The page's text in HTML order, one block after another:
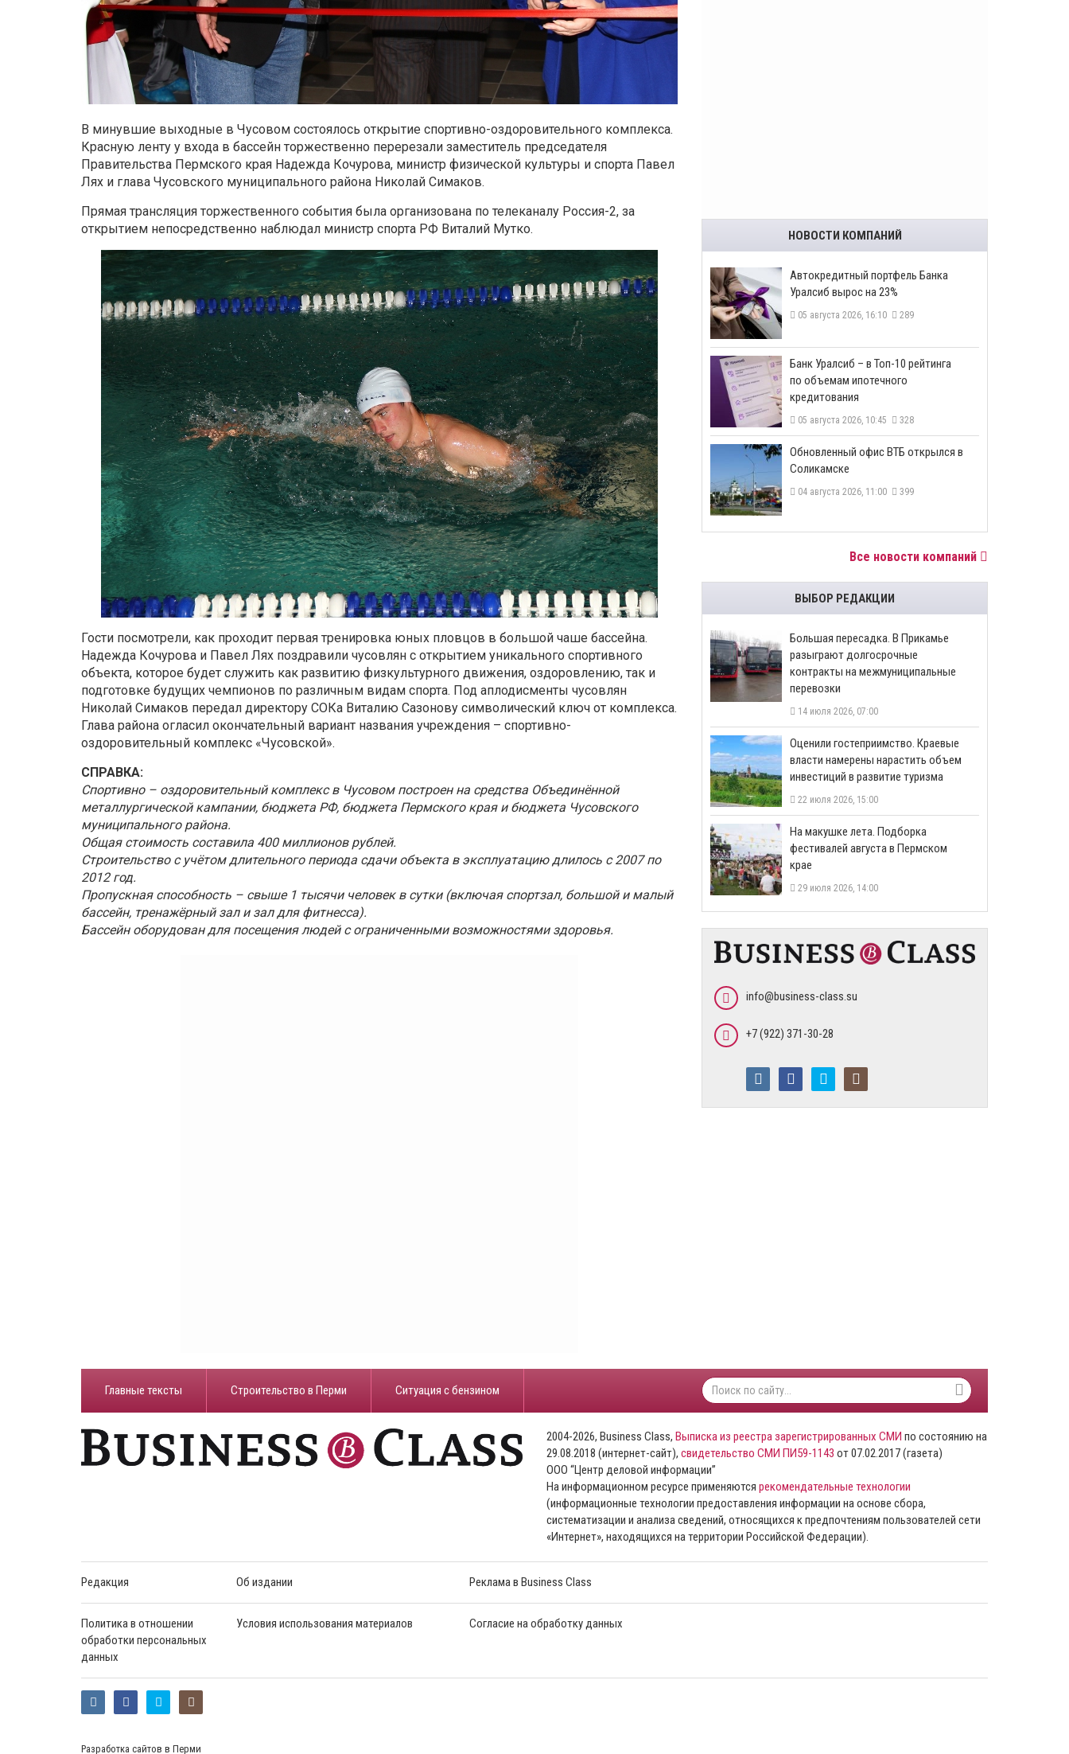
В минувшие выходные в Чусовом состоялось открытие спортивно-оздоровительного комплекса.
Красную ленту у входа в бассейн торжественно перерезали заместитель председателя
Правительства Пермского края Надежда Кочурова, министр физической культуры и спорта Павел
Лях и глава Чусовского муниципального района Николай Симаков.
Прямая трансляция торжественного события была организована по телеканалу Россия-2, за
открытием непосредственно наблюдал министр спорта РФ Виталий Мутко.
Гости посмотрели, как проходит первая тренировка юных пловцов в большой чаше бассейна.
Надежда Кочурова и Павел Лях поздравили чусовлян с открытием уникального спортивного
объекта, которое будет служить как развитию физкультурного движения, оздоровлению, так и
подготовке будущих чемпионов по различным видам спорта. Под аплодисменты чусовлян
Николай Симаков передал директору СОКа Виталию Сазонову символический ключ от комплекса.
Глава района огласил окончательный вариант названия учреждения – спортивно-
оздоровительный комплекс «Чусовской».
СПРАВКА:
Спортивно – оздоровительный комплекс в Чусовом построен на средства Объединённой
металлургической кампании, бюджета РФ, бюджета Пермского края и бюджета Чусовского
муниципального района.
Общая стоимость составила 400 миллионов рублей.
Строительство с учётом длительного периода сдачи объекта в эксплуатацию длилось с 2007 по
2012 год.
Пропускная способность – свыше 1 тысячи человек в сутки (включая спортзал, большой и малый
бассейн, тренажёрный зал и зал для фитнесса).
Бассейн оборудован для посещения людей с ограниченными возможностями здоровья.
НОВОСТИ КОМПАНИЙ
​Автокредитный портфель Банка
Уралсиб вырос на 23%
05 августа 2026, 16:10 289
​Банк Уралсиб – в Топ-10 рейтинга
по объемам ипотечного
кредитования
05 августа 2026, 10:45 328
​Обновленный офис ВТБ открылся в
Соликамске
04 августа 2026, 11:00 399
Все новости компаний
ВЫБОР РЕДАКЦИИ
Большая пересадка. В Прикамье
разыграют долгосрочные
контракты на межмуниципальные
перевозки
14 июля 2026, 07:00
Оценили гостеприимство. Краевые
власти намерены нарастить объем
инвестиций в развитие туризма
22 июля 2026, 15:00
На макушке лета. Подборка
фестивалей августа в Пермском
крае
29 июля 2026, 14:00
info@business-class.su
+7 (922) 371-30-28
Главные тексты Строительство в Перми ​Ситуация с бензином
2004-2026, Business Class, Выписка из реестра зарегистрированных СМИ по состоянию на
29.08.2018 (интернет-сайт), свидетельство СМИ ПИ59-1143 от 07.02.2017 (газета)
ООО “Центр деловой информации”
На информационном ресурсе применяются рекомендательные технологии
(информационные технологии предоставления информации на основе сбора,
систематизации и анализа сведений, относящихся к предпочтениям пользователей сети
«Интернет», находящихся на территории Российской Федерации).
Редакция Об издании Реклама в Business Class
Политика в отношении
обработки персональных
данных
Условия использования материалов Согласие на обработку данных
Разработка сайтов в Перми